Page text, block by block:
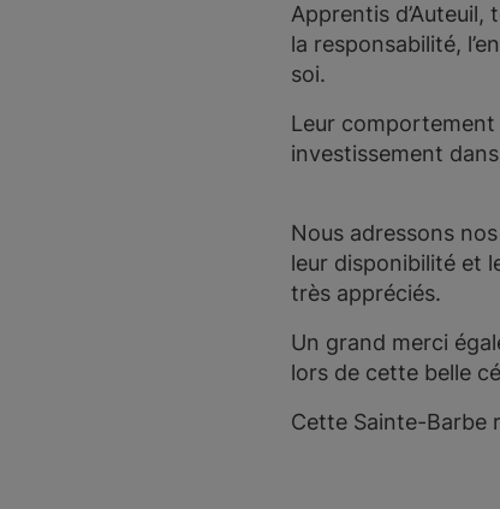
Apprentis d’Auteuil,
la responsabilité,
soi.
Leur comportement
investissement
Nous adressons
leur disponibilité et
très appréciés.
Un grand merci
lors de cette belle
Cette Sainte-Barbe